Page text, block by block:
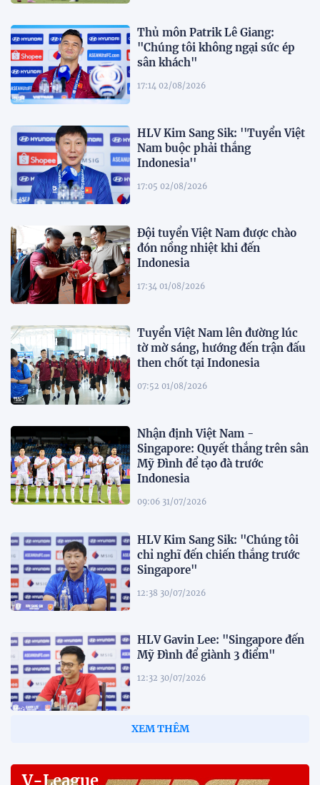
Thủ môn Patrik Lê Giang:
"Chúng tôi không ngại sức ép
sân khách"
17:14 02/08/2026
HLV Kim Sang Sik: ''Tuyển Việt
Nam buộc phải thắng
Indonesia''
17:05 02/08/2026
Đội tuyển Việt Nam được chào
đón nồng nhiệt khi đến
Indonesia
17:34 01/08/2026
Tuyển Việt Nam lên đường lúc
tờ mờ sáng, hướng đến trận đấu
then chốt tại Indonesia
07:52 01/08/2026
Nhận định Việt Nam -
Singapore: Quyết thắng trên sân
Mỹ Đình để tạo đà trước
Indonesia
09:06 31/07/2026
HLV Kim Sang Sik: "Chúng tôi
chỉ nghĩ đến chiến thắng trước
Singapore"
12:38 30/07/2026
HLV Gavin Lee: "Singapore đến
Mỹ Đình để giành 3 điểm"
12:32 30/07/2026